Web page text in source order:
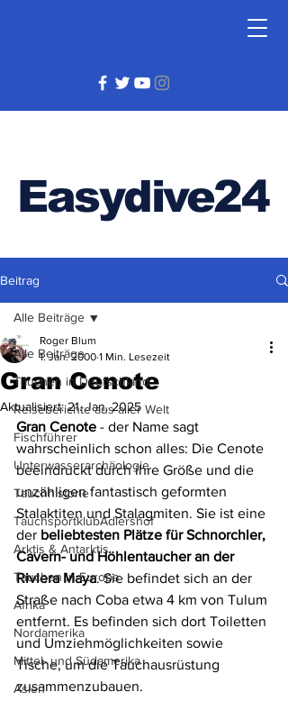
Easydive24
Beitrag
Alle Beiträge
Tauchen in Deutschland
Reiseberichte aus aller Welt
Fischführer
Unterwasserarchäologie
Tauchhistorie
TauchsportklubAdlershof
Arktis & Antarktis
Tauchen in Europa
Afrika
Nordamerika
Mittel- und Südamerika
Asien
Alle Beiträge
Gran Cenote
Roger Blum
1. Jan. 2000 1 Min. Lesezeit
Aktualisiert:21. Jan. 2025
Gran Cenote - der Name sagt
wahrscheinlich schon alles: Die Cenote
beeindruckt durch ihre Größe und die
unzähligen fantastisch geformten
Stalaktiten und Stalagmiten. Sie ist eine
der beliebtesten Plätze für Schnorchler,
Cavern- und Höhlentaucher an der
Riviera Maya. Sie befindet sich an der
Straße nach Coba etwa 4 km von Tulum
entfernt. Es befinden sich dort Toiletten
und Umziehmöglichkeiten sowie
Tische, um die Tauchausrüstung
zusammenzubauen.